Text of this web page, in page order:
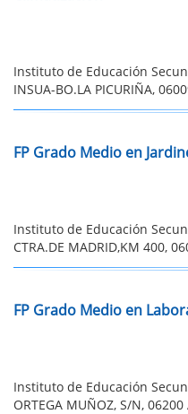
Instituto de Educación
INSUA-BO.LA PICURIÑA,
FP Grado Medio en
Instituto de Educación
CTRA.DE MADRID,KM 400,
FP Grado Medio en
Instituto de Educación
ORTEGA MUÑOZ, S/N,